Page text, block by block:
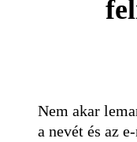
Nem akar
a nevét és az